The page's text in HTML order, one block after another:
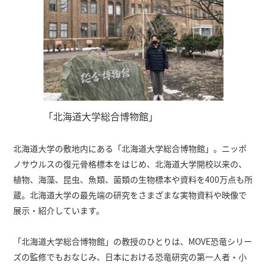
「北海道大学総合博物館」
北海道大学の敷地内にある「北海道大学総合博物館」。ニッポ
ノサウルスの復元骨格標本をはじめ、北海道大学開校以来の、
植物、海藻、昆虫、魚類、菌類の生物標本や資料を400万点も所
蔵。北海道大学の最先端の研究をさまざまな実物資料や映像で
展示・紹介しています。
「北海道大学総合博物館」の教授のひとりは、MOVE恐竜シリー
ズの監修でもおなじみ、日本における恐竜研究の第一人者・小